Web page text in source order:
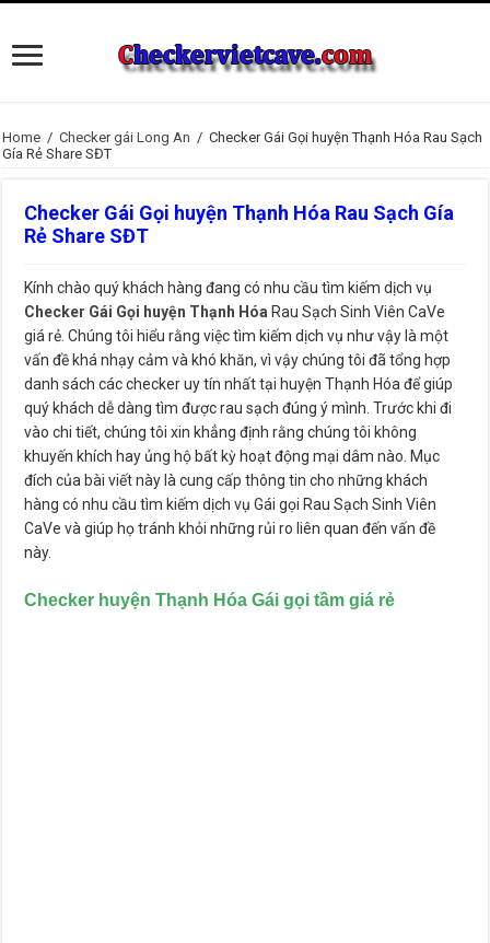
Home / Checker gái Long An / Checker Gái Gọi huyện Thạnh Hóa Rau Sạch
Gía Rẻ Share SĐT
Checker Gái Gọi huyện Thạnh Hóa Rau Sạch Gía
Rẻ Share SĐT
Kính chào quý khách hàng đang có nhu cầu tìm kiếm dịch vụ
Checker Gái Gọi huyện Thạnh Hóa Rau Sạch Sinh Viên CaVe
giá rẻ. Chúng tôi hiểu rằng việc tìm kiếm dịch vụ như vậy là một
vấn đề khá nhạy cảm và khó khăn, vì vậy chúng tôi đã tổng hợp
danh sách các checker uy tín nhất tại huyện Thạnh Hóa để giúp
quý khách dễ dàng tìm được rau sạch đúng ý mình. Trước khi đi
vào chi tiết, chúng tôi xin khẳng định rằng chúng tôi không
khuyến khích hay ủng hộ bất kỳ hoạt động mại dâm nào. Mục
đích của bài viết này là cung cấp thông tin cho những khách
hàng có nhu cầu tìm kiếm dịch vụ Gái gọi Rau Sạch Sinh Viên
CaVe và giúp họ tránh khỏi những rủi ro liên quan đến vấn đề
này.
Checker huyện Thạnh Hóa Gái gọi tầm giá rẻ